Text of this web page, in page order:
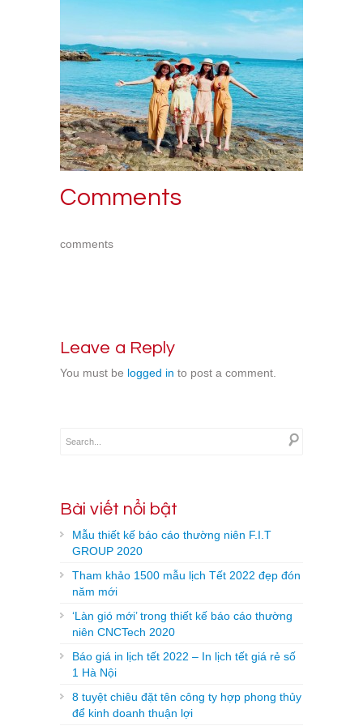
Comments
comments
Leave a Reply
You must be logged in to post a comment.
Bài viết nổi bật
Mẫu thiết kế báo cáo thường niên F.I.T
GROUP 2020
Tham khảo 1500 mẫu lịch Tết 2022 đẹp đón
năm mới
‘Làn gió mới’ trong thiết kế báo cáo thường
niên CNCTech 2020
Báo giá in lịch tết 2022 – In lịch tết giá rẻ số
1 Hà Nội
8 tuyệt chiêu đặt tên công ty hợp phong thủy
để kinh doanh thuận lợi